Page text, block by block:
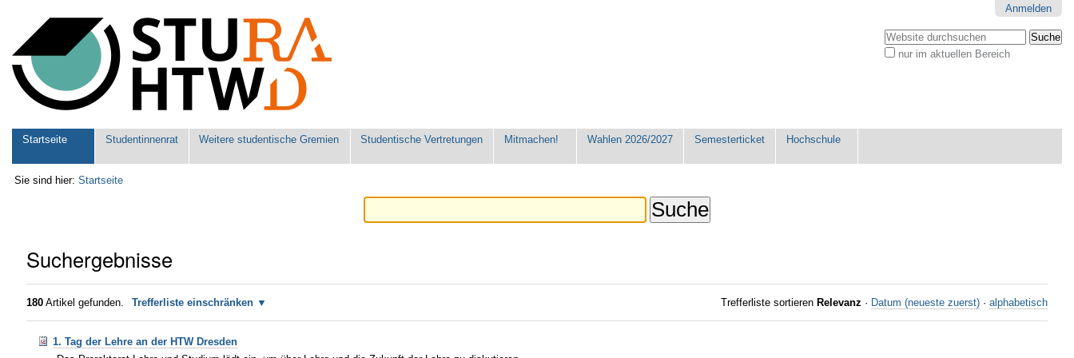
Werkzeuge
Anmelden
Website durchsuchen
nur im aktuellen Bereich
Sektionen
Startseite Studentinnenrat Weitere studentische Gremien Studentische Vertretungen Mitmachen! Wahlen 2026/2027 Semesterticket Hochschule
Sie sind hier: Startseite
Suchergebnisse
180 Artikel gefunden. Trefferliste einschränken Trefferliste sortieren Relevanz · Datum (neueste zuerst) · alphabetisch
1. Tag der Lehre an der HTW Dresden